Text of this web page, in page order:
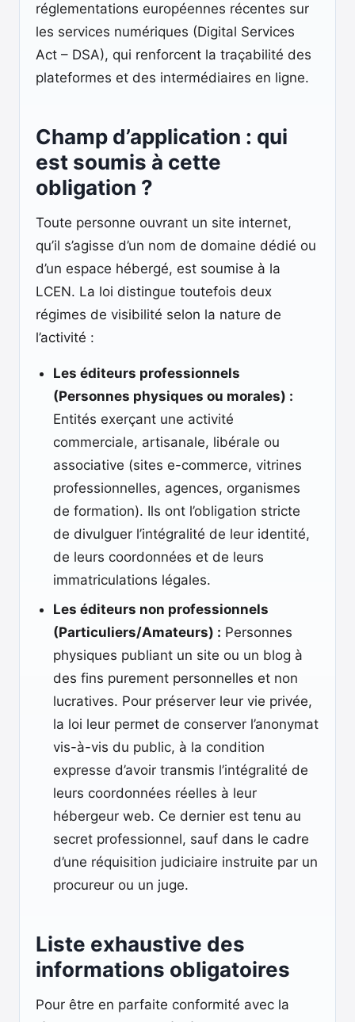
réglementations européennes récentes sur
les services numériques (Digital Services
Act – DSA), qui renforcent la traçabilité des
plateformes et des intermédiaires en ligne.
Champ d’application : qui
est soumis à cette
obligation ?
Toute personne ouvrant un site internet,
qu’il s’agisse d’un nom de domaine dédié ou
d’un espace hébergé, est soumise à la
LCEN. La loi distingue toutefois deux
régimes de visibilité selon la nature de
l’activité :
Les éditeurs professionnels
(Personnes physiques ou morales) :
Entités exerçant une activité
commerciale, artisanale, libérale ou
associative (sites e-commerce, vitrines
professionnelles, agences, organismes
de formation). Ils ont l’obligation stricte
de divulguer l’intégralité de leur identité,
de leurs coordonnées et de leurs
immatriculations légales.
Les éditeurs non professionnels
(Particuliers/Amateurs) : Personnes
physiques publiant un site ou un blog à
des fins purement personnelles et non
lucratives. Pour préserver leur vie privée,
la loi leur permet de conserver l’anonymat
vis-à-vis du public, à la condition
expresse d’avoir transmis l’intégralité de
leurs coordonnées réelles à leur
hébergeur web. Ce dernier est tenu au
secret professionnel, sauf dans le cadre
d’une réquisition judiciaire instruite par un
procureur ou un juge.
Liste exhaustive des
informations obligatoires
Pour être en parfaite conformité avec la